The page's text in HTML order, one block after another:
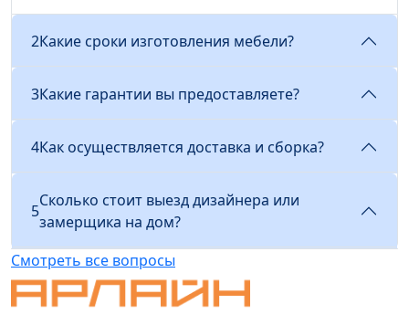
2Какие сроки изготовления мебели?
3Какие гарантии вы предоставляете?
4Как осуществляется доставка и сборка?
5
Сколько стоит выезд дизайнера или
замерщика на дом?
Смотреть все вопросы